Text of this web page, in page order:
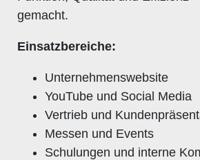
gemacht.
Einsatzbereiche:
Unternehmenswebsite
YouTube und Social Media
Vertrieb und
Messen und Events
Schulungen und interne